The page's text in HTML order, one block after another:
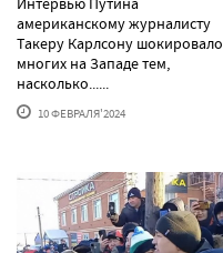
американскому журналисту
Такеру Карлсону шокировало
многих на Западе тем,
насколько......
10 ФЕВРАЛЯ'2024